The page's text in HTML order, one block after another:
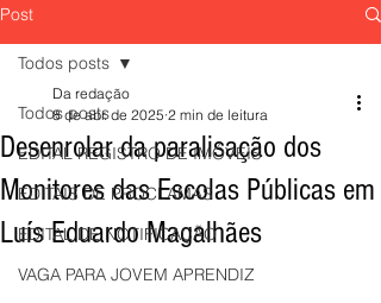
Post
Todos posts
EDITAL REGISTRO DE IMÓVEIS
EDITAIS DE PROCLAMAS
EDITAL DE NOTIFICAÇÃO
VAGA PARA JOVEM APRENDIZ
Todos posts
Desenrolar da paralisação dos
Monitores das Escolas Públicas em
Luís Eduardo Magalhães
Da redação
8 de abr. de 2025 2 min de leitura